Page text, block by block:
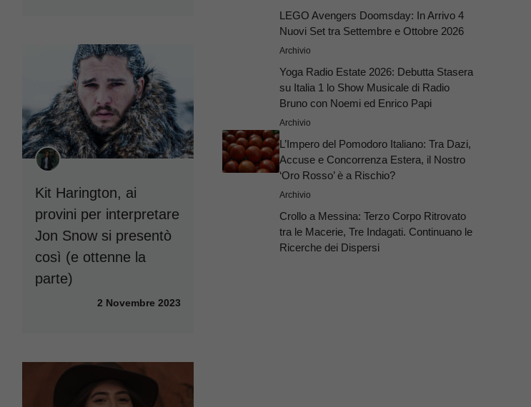
Kit Harington, ai
provini per interpretare
Jon Snow si presentò
così (e ottenne la
parte)
2 Novembre 2023
LEGO Avengers Doomsday: In Arrivo 4
Nuovi Set tra Settembre e Ottobre 2026
Archivio
Yoga Radio Estate 2026: Debutta Stasera
su Italia 1 lo Show Musicale di Radio
Bruno con Noemi ed Enrico Papi
Archivio
L’Impero del Pomodoro Italiano: Tra Dazi,
Accuse e Concorrenza Estera, il Nostro
‘Oro Rosso’ è a Rischio?
Archivio
Crollo a Messina: Terzo Corpo Ritrovato
tra le Macerie, Tre Indagati. Continuano le
Ricerche dei Dispersi